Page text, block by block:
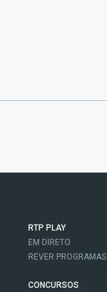
RTP PLAY
EM DIRETO
REVER PROGRAMAS
CONCURSOS